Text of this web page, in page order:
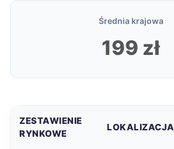
Średnia krajowa
199 zł
ZESTAWIENIE
RYNKOWE
LOKALIZACJA